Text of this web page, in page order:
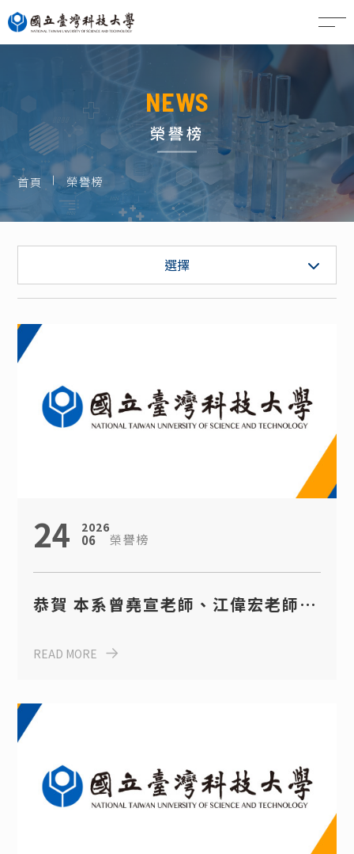
NEWS
榮譽榜
首頁 榮譽榜
選擇
徵才公告
榮譽榜
活動花絮
24 2026
06 榮譽榜
恭賀 本系曾堯宣老師、江偉宏老師、
114學年度研究獎！
READ MORE